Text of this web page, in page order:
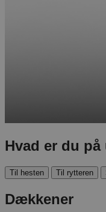
Hvad er du
Til hesten Til rytteren
Dækkener